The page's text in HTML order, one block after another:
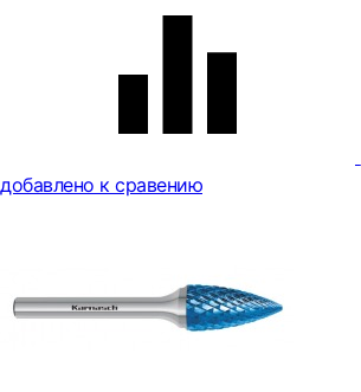
добавлено к сравению